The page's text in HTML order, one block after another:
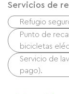
Servicios de
Refugio
Punto de
bicicletas
Servicio de
pago).